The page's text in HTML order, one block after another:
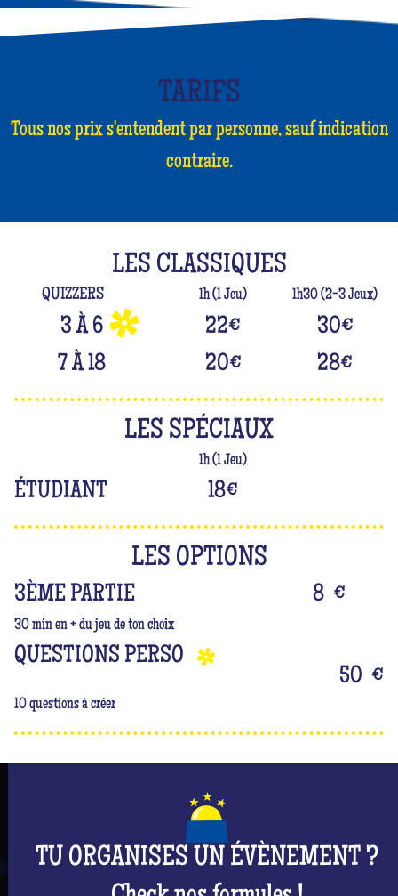
TARIFS
Tous nos prix s'entendent par personne, sauf indication
contraire.
LES CLASSIQUES
QUIZZERS 1h (1 Jeu) 1h30 (2-3 Jeux)
3 À 6 22€ 30€
7 À 18
20€ 28€
LES SPÉCIAUX
1h (1 Jeu)
ÉTUDIANT 18€
LES OPTIONS
3ÈME PARTIE
30 min en + du jeu de ton choix
8 €
QUESTIONS PERSO
10 questions à créer
50 €
TU ORGANISES UN ÉVÈNEMENT ?